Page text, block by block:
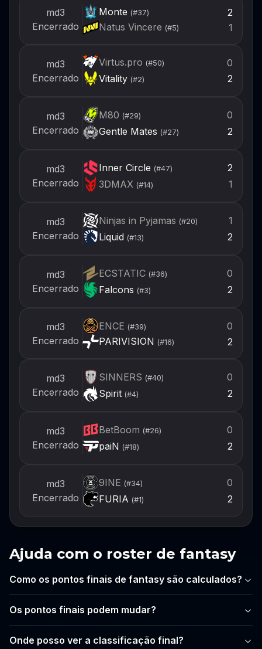
md3
Encerrado
Monte (#37)
2
Natus Vincere (#5) 1
md3
Encerrado
Virtus.pro (#50)
0
Vitality(#2) 2
md3
Encerrado
M80 (#29)
0
Gentle Mates (#27) 2
md3
Encerrado
Inner Circle (#47)
2
3DMAX (#14) 1
md3
Encerrado
Ninjas in Pyjamas (#20)
1
Liquid (#13) 2
md3
Encerrado
ECSTATIC(#36)
0
Falcons (#3) 2
md3
Encerrado
ENCE (#39)
0
PARIVISION (#16) 2
md3
Encerrado
SINNERS (#40)
0
Spirit(#4) 2
md3
Encerrado
BetBoom (#26)
0
paiN (#18) 2
md3
Encerrado
9INE (#34)
0
FURIA (#1) 2
Ajuda com o roster de fantasy
Como os pontos finais de fantasy são calculados?
Os pontos finais podem mudar?
Onde posso ver a classificação final?